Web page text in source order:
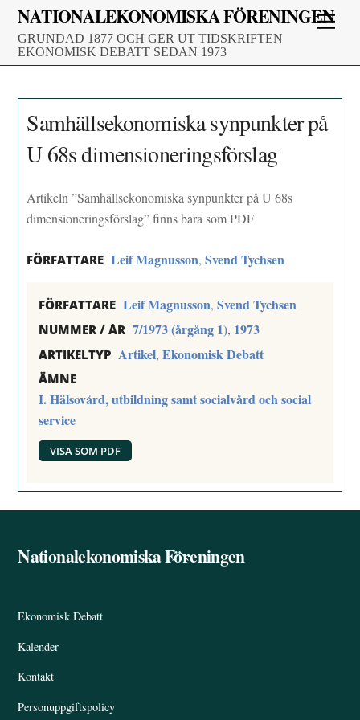
Skip
content
NATIONALEKONOMISKA FÖRENINGEN
GRUNDAD 1877 OCH GER UT TIDSKRIFTEN
EKONOMISK DEBATT SEDAN 1973
Samhällsekonomiska synpunkter på
U 68s dimensioneringsförslag
Artikeln ”Samhällsekonomiska synpunkter på U 68s
dimensioneringsförslag” finns bara som PDF
FÖRFATTARE Leif Magnusson,Svend Tychsen
FÖRFATTARE Leif Magnusson,Svend Tychsen
NUMMER / ÅR 7/1973 (årgång 1), 1973
ARTIKELTYP Artikel,Ekonomisk Debatt
ÄMNE
I. Hälsovård, utbildning samt socialvård och social
service
VISA SOM PDF
Back
Nationalekonomiska Föreningen
Ekonomisk Debatt
Kalender
Kontakt
Personuppgiftspolicy